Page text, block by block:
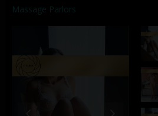
Massage Parlors